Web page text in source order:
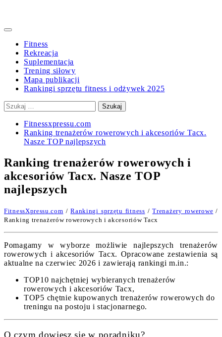
Primary
Fitness
Rekreacja
Suplementacja
Trening siłowy
Mapa publikacji
Rankingi sprzętu fitness i odżywek 2025
Szukaj:
Fitnessxpressu.com
Ranking trenażerów rowerowych i akcesoriów Tacx.
Nasze TOP najlepszych
Ranking trenażerów rowerowych i
akcesoriów Tacx. Nasze TOP
najlepszych
FitnessXpressu.com /Rankingi sprzętu fitness /Trenażery rowerowe /
Ranking trenażerów rowerowych i akcesoriów Tacx
Pomagamy w wyborze możliwie najlepszych trenażerów
rowerowych i akcesoriów Tacx. Opracowane zestawienia są
aktualne na czerwiec 2026 i zawierają rankingi m.in.:
TOP10 najchętniej wybieranych trenażerów
rowerowych i akcesoriów Tacx,
TOP5 chętnie kupowanych trenażerów rowerowych do
treningu na postoju i stacjonarnego.
O czym dowiesz się w poradniku?